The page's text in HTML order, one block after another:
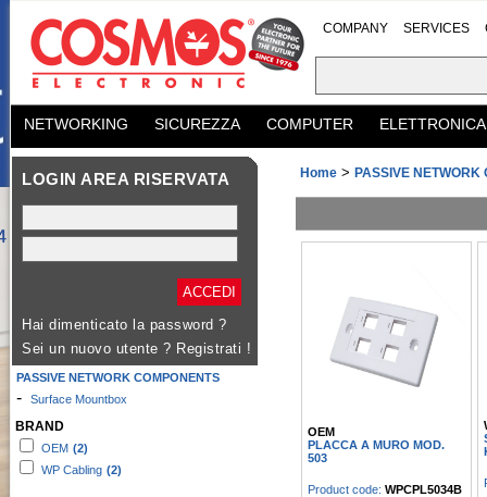
COMPANY SERVICES
NETWORKING SICUREZZA COMPUTER ELETTRONICA
LOGIN AREA RISERVATA
Hai dimenticato la password ?
Sei un nuovo utente ? Registrati !
PASSIVE NETWORK COMPONENTS
- Surface Mountbox
BRAND
OEM (2)
WP Cabling (2)
Home > PASSIVE NETWORK
OEM
PLACCA A MURO MOD.
503
Product code: WPCPL5034B